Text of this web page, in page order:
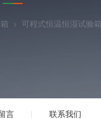
言 联系我们
可程式恒温恒湿试验